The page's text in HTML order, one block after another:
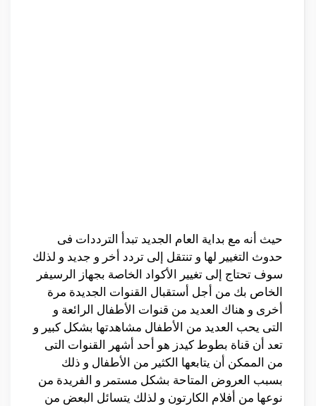
حيث أنه مع بداية العام الجديد تبدأ الترددات فى
حدوث التغيير لها و تنتقل إلى تردد أخر و جديد و لذلك
سوف تحتاج إلى تغيير الأكواد الخاصة بجهاز الرسيفر
الخاص بك من أجل أستقبال القنوات الجديدة مرة
أخرى و هناك العديد من قنوات الأطفال الرائعة و
التى يحب العديد من الأطفال مشاهدتها بشكل كبير و
تعد أن قناة بطوط كيدز هو أحد أشهر القنوات التى
من الممكن أن يتابعها الكثير من الأطفال و ذلك
بسبب العروض المتاحة بشكل مستمر و الفريدة من
نوعها من أفلام الكارتون و لذلك يتسائل البعض من